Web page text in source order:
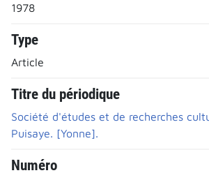
1978
Type
Article
Titre du périodique
Société d'études et de recherches
Puisaye. [Yonne].
Numéro